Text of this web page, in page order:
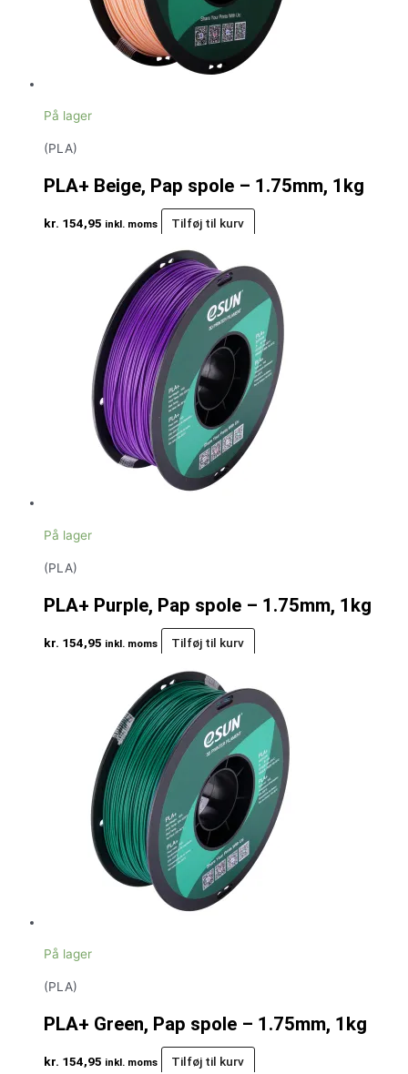
På lager
(PLA)
PLA+ Beige, Pap spole – 1.75mm, 1kg
kr. 154,95 inkl. moms Tilføj til kurv
På lager
(PLA)
PLA+ Purple, Pap spole – 1.75mm, 1kg
kr. 154,95 inkl. moms Tilføj til kurv
På lager
(PLA)
PLA+ Green, Pap spole – 1.75mm, 1kg
kr. 154,95 inkl. moms Tilføj til kurv